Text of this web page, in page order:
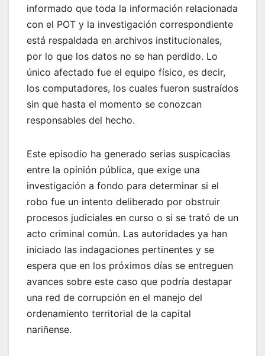
informado que toda la información relacionada
con el POT y la investigación correspondiente
está respaldada en archivos institucionales,
por lo que los datos no se han perdido. Lo
único afectado fue el equipo físico, es decir,
los computadores, los cuales fueron sustraídos
sin que hasta el momento se conozcan
responsables del hecho.
Este episodio ha generado serias suspicacias
entre la opinión pública, que exige una
investigación a fondo para determinar si el
robo fue un intento deliberado por obstruir
procesos judiciales en curso o si se trató de un
acto criminal común. Las autoridades ya han
iniciado las indagaciones pertinentes y se
espera que en los próximos días se entreguen
avances sobre este caso que podría destapar
una red de corrupción en el manejo del
ordenamiento territorial de la capital
nariñense.